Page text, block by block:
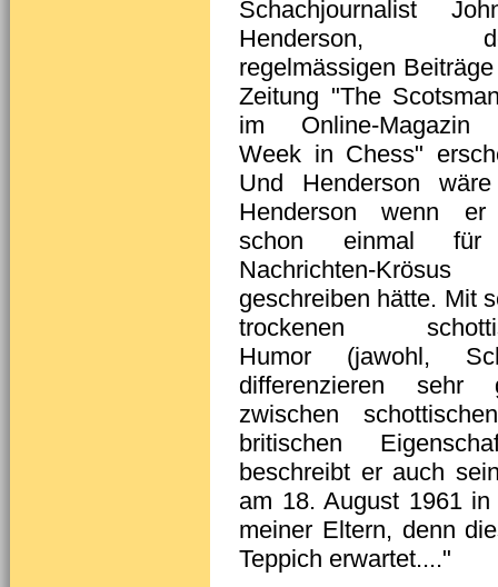
Schachjournalist
Henderson,
regelmässigen
Zeitung "The
im Online-Magazin
Week in Chess"
Und Henderson
Henderson wenn
schon einmal
Nachrichten-Krösus
geschreiben hätte. Mit
trockenen
Humor (jawohl,
differenzieren sehr
zwischen
britischen
beschreibt er auch
am 18. August 1961
meiner Eltern, denn
Teppich erwartet...."